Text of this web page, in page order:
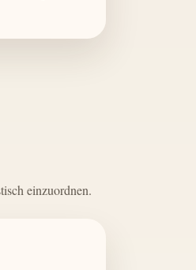
einzuordnen.